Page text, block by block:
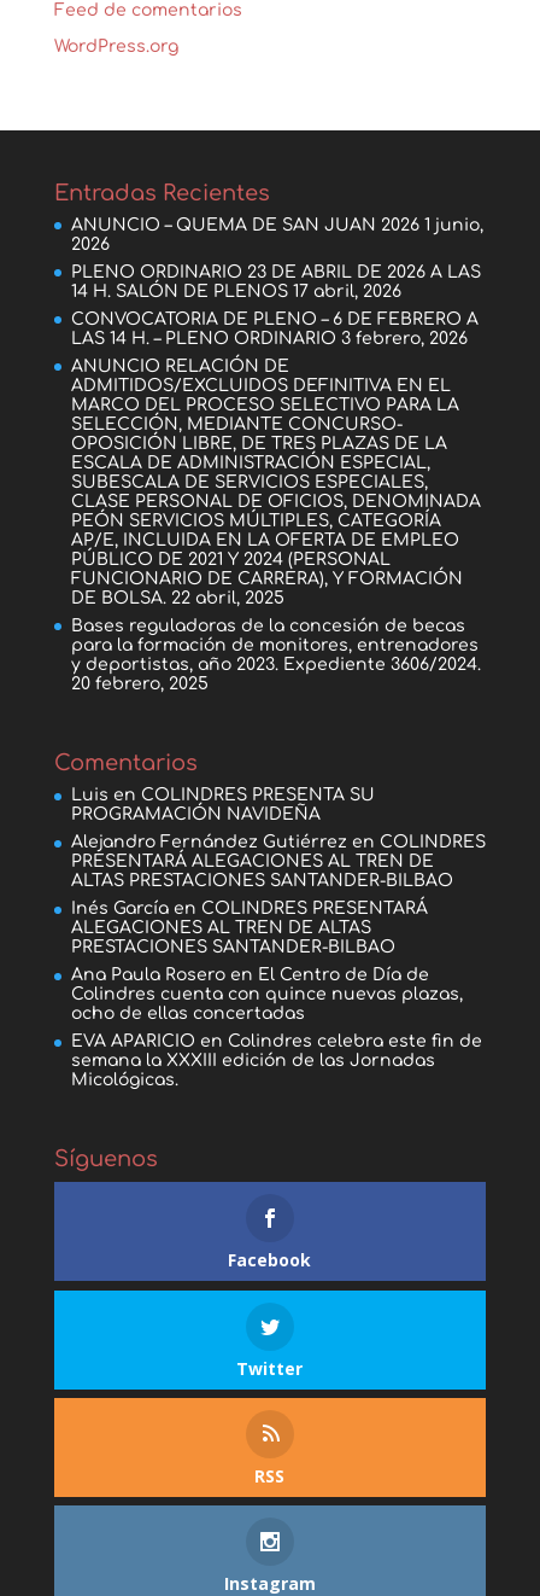
Feed de comentarios
WordPress.org
Entradas Recientes
ANUNCIO – QUEMA DE SAN JUAN 2026 1 junio,
2026
PLENO ORDINARIO 23 DE ABRIL DE 2026 A LAS
14 H. SALÓN DE PLENOS 17 abril, 2026
CONVOCATORIA DE PLENO – 6 DE FEBRERO A
LAS 14 H. – PLENO ORDINARIO 3 febrero, 2026
ANUNCIO RELACIÓN DE
ADMITIDOS/EXCLUIDOS DEFINITIVA EN EL
MARCO DEL PROCESO SELECTIVO PARA LA
SELECCIÓN, MEDIANTE CONCURSO-
OPOSICIÓN LIBRE, DE TRES PLAZAS DE LA
ESCALA DE ADMINISTRACIÓN ESPECIAL,
SUBESCALA DE SERVICIOS ESPECIALES,
CLASE PERSONAL DE OFICIOS, DENOMINADA
PEÓN SERVICIOS MÚLTIPLES, CATEGORÍA
AP/E, INCLUIDA EN LA OFERTA DE EMPLEO
PÚBLICO DE 2021 Y 2024 (PERSONAL
FUNCIONARIO DE CARRERA), Y FORMACIÓN
DE BOLSA. 22 abril, 2025
Bases reguladoras de la concesión de becas
para la formación de monitores, entrenadores
y deportistas, año 2023. Expediente 3606/2024.
20 febrero, 2025
Comentarios
Luis en COLINDRES PRESENTA SU
PROGRAMACIÓN NAVIDEÑA
Alejandro Fernández Gutiérrez en COLINDRES
PRESENTARÁ ALEGACIONES AL TREN DE
ALTAS PRESTACIONES SANTANDER-BILBAO
Inés Garcíaen COLINDRES PRESENTARÁ
ALEGACIONES AL TREN DE ALTAS
PRESTACIONES SANTANDER-BILBAO
Ana Paula Roseroen El Centro de Día de
Colindres cuenta con quince nuevas plazas,
ocho de ellas concertadas
EVA APARICIO en Colindres celebra este fin de
semana la XXXIII edición de las Jornadas
Micológicas.
Síguenos
Facebook
Twitter
RSS
Instagram